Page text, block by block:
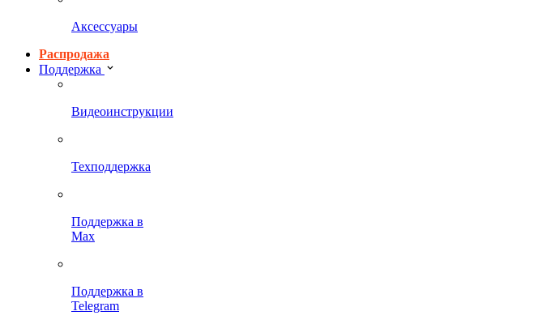
Аксессуары
Распродажа
Поддержка
Видеоинструкции
Техподдержка
Поддержка в
Max
Поддержка в
Telegram